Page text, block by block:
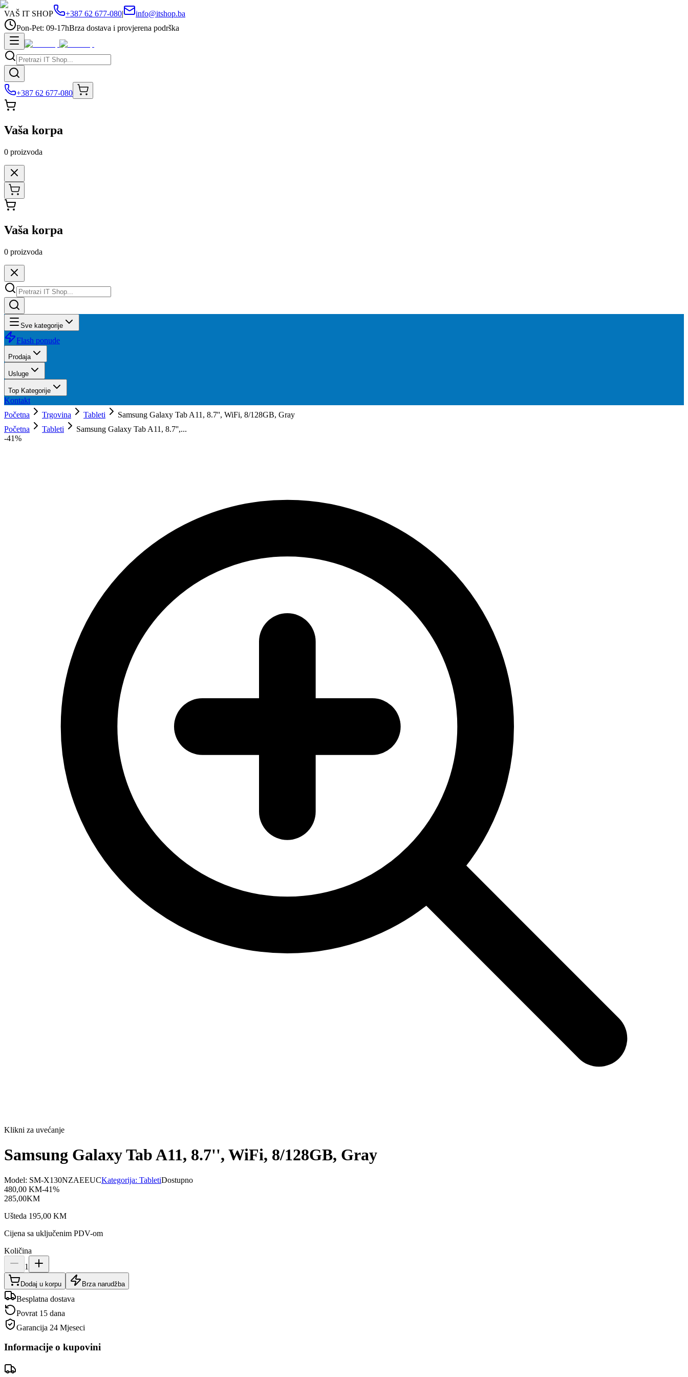
VAŠ IT SHOP +387 62 677-080|
info@itshop.ba
Pon-Pet: 09-17hBrza dostava i provjerena podrška
+387 62 677-080
Vaša korpa
0 proizvoda
Vaša korpa
0 proizvoda
Sve kategorije
Flash ponude
Prodaja
Usluge
Top Kategorije
Kontakt
Početna
Trgovina Tableti
Samsung Galaxy Tab A11, 8.7'', WiFi, 8/128GB, Gray
Početna
Tableti
Samsung Galaxy Tab A11, 8.7'',...
-41%
Klikni za uvećanje
Samsung Galaxy Tab A11, 8.7'', WiFi, 8/128GB, Gray
Model: SM-X130NZAEEUCKategorija: TabletiDostupno
480,00 KM-41%
285,00KM
Ušteda 195,00 KM
Cijena sa uključenim PDV-om
Količina
1
Dodaj u korpu Brza narudžba
Besplatna dostava
Povrat 15 dana
Garancija 24 Mjeseci
Informacije o kupovini